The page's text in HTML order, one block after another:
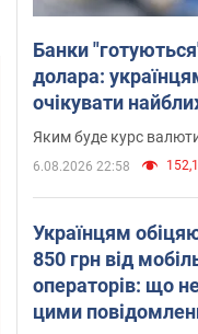
Банки
долара:
очікувати
Яким буде курс
6.08.2026 22:58
Українцям
850 грн від
операторів: що
цими